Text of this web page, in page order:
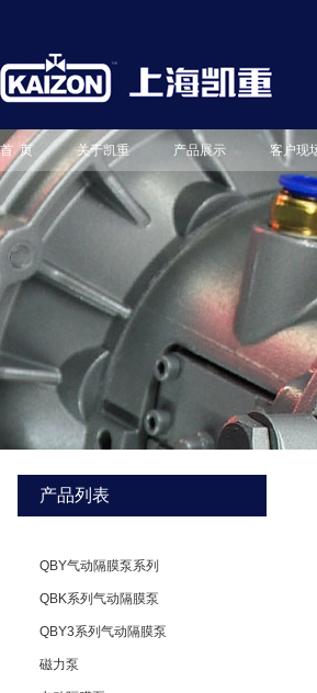
首 页 关于凯重 产品展示 客户现
产品列表
QBY气动隔膜泵系列
QBK系列气动隔膜泵
QBY3系列气动隔膜泵
磁力泵